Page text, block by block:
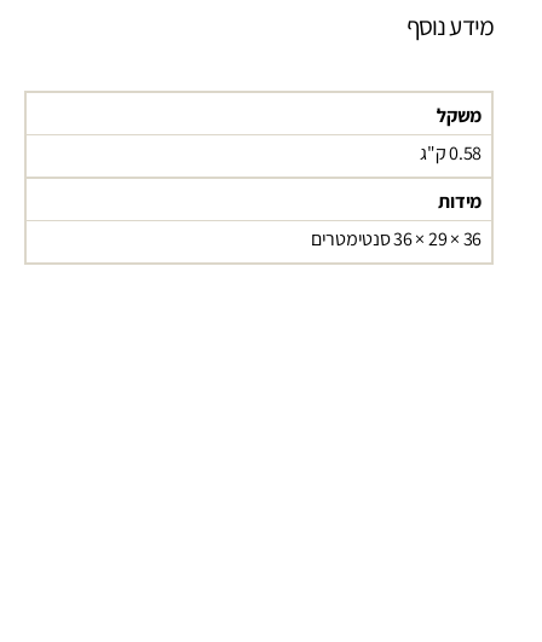
מידע נוסף
משקל
0.58 ק"ג
מידות
36 × 29 × 36 סנטימטרים